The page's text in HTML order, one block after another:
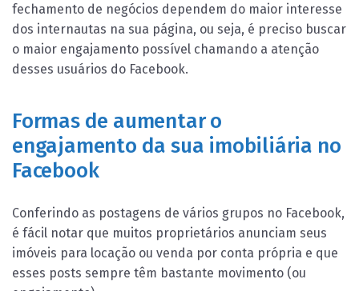
fechamento de negócios dependem do maior interesse
dos internautas na sua página, ou seja, é preciso buscar
o maior engajamento possível chamando a atenção
desses usuários do Facebook.
Formas de aumentar o
engajamento da sua imobiliária no
Facebook
Conferindo as postagens de vários grupos no Facebook,
é fácil notar que muitos proprietários anunciam seus
imóveis para locação ou venda por conta própria e que
esses posts sempre têm bastante movimento (ou